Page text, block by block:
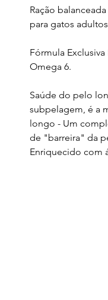
Ração
para gatos
Fórmula
Omega 6.
Saúde do pelo
subpelagem, é a
longo - Um
de "barreira" da
Enriquecido com